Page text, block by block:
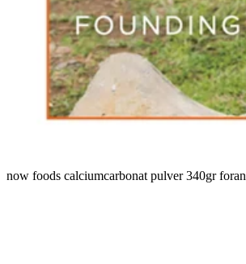
now foods calciumcarbonat pulver 340gr foran